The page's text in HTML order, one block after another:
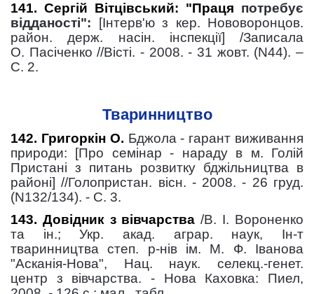
141. Сергій Вітцівський: "Праця потребує
відданості": [Інтерв'ю з кер. Нововоронцов.
район. держ. насін. інспекції] /Записала
О. Пасіченко //Вісті. - 2008. - 31 жовт. (N44). –
С. 2.
Тваринництво
142. Григоркін О. Бджола - гарант виживання
природи: [Про семінар - нараду в м. Голій
Пристані з питань розвитку бджільництва в
районі] //Голопристан. вісн. - 2008. - 26 груд.
(N132/134). - С. 3.
143. Довідник з вівчарства/В. І. Вороненко
та ін.; Укр. акад. аграр. наук, Ін-т
тваринництва степ. р-нів iм. М. Ф. Іванова
"Асканія-Нова", Нац. наук. селекц.-генет.
центр з вівчарства. - Нова Каховка: Пиел,